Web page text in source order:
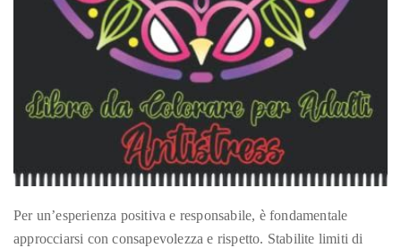
Per un’esperienza positiva e responsabile, è fondamentale
approcciarsi con consapevolezza e rispetto. Stabilite limiti di